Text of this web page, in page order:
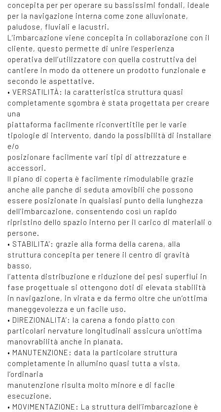
concepita per per operare su bassissimi fondali, ideale
per la navigazione interna come zone alluvionate,
paludose, fluviali e lacustri.
L’imbarcazione viene concepita in collaborazione con il
cliente, questo permette di unire l’esperienza
operativa dell’utilizzatore con quella costruttiva del
cantiere in modo da ottenere un prodotto funzionale e
secondo le aspettative.
• VERSATILITÀ: la caratteristica struttura quasi
completamente sgombra è stata progettata per creare
una
piattaforma facilmente riconvertitile per le varie
tipologie di intervento, dando la possibilità di installare
e/o
posizionare facilmente vari tipi di attrezzature e
accessori.
Il piano di coperta è facilmente rimodulabile grazie
anche alle panche di seduta amovibili che possono
essere posizionate in qualsiasi punto della lunghezza
dell’imbarcazione, consentendo così un rapido
ripristino dello spazio interno per il carico di materiali o
persone.
• STABILITA’: grazie alla forma della carena, alla
struttura concepita per tenere il centro di gravità
basso,
l’attenta distribuzione e riduzione dei pesi superflui in
fase progettuale si ottengono doti di elevata stabilità
in navigazione, in virata e da fermo oltre che un’ottima
maneggevolezza e un facile uso.
• DIREZIONALITA’: la carena a fondo piatto con
particolari nervature longitudinali assicura un’ottima
manovrabilità anche in planata.
• MANUTENZIONE: data la particolare struttura
completamente in allumino quasi tutta a vista,
l’ordinaria
manutenzione risulta molto minore e di facile
esecuzione.
• MOVIMENTAZIONE: La struttura dell’imbarcazione è